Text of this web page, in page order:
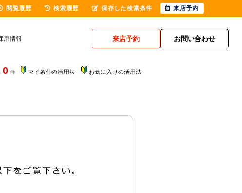
用情報 来店予約 お問い合わせ
0 件 マイ条件の活用法 お気に入りの活用法
閲覧履歴 検索履歴 保存した検索条件 来店予約